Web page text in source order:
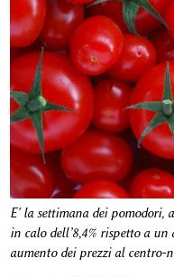
E' la settimana dei pomodori,
in calo dell’8,4% rispetto a
aumento dei prezzi al centro-